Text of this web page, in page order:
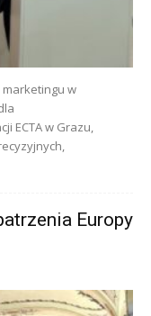
w
ECTA w Grazu,
Europy